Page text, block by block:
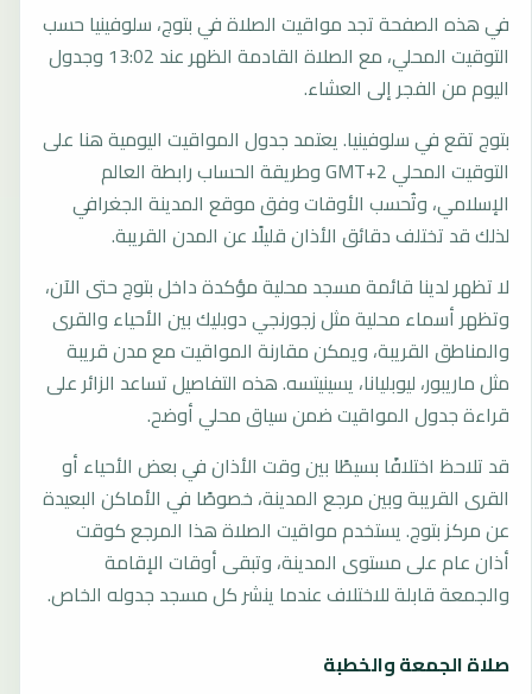
في هذه الصفحة تجد مواقيت الصلاة في بتوج، سلوفينيا حسب
التوقيت المحلي، مع الصلاة القادمة الظهر عند 13:02 وجدول
اليوم من الفجر إلى العشاء.
بتوج تقع في سلوفينيا. يعتمد جدول المواقيت اليومية هنا على
التوقيت المحلي GMT+2 وطريقة الحساب رابطة العالم
الإسلامي، وتُحسب الأوقات وفق موقع المدينة الجغرافي
لذلك قد تختلف دقائق الأذان قليلًا عن المدن القريبة.
لا تظهر لدينا قائمة مسجد محلية مؤكدة داخل بتوج حتى الآن،
وتظهر أسماء محلية مثل زجورنجي دوبليك بين الأحياء والقرى
والمناطق القريبة، ويمكن مقارنة المواقيت مع مدن قريبة
مثل ماريبور، ليوبليانا، يسينيتسه. هذه التفاصيل تساعد الزائر على
قراءة جدول المواقيت ضمن سياق محلي أوضح.
قد تلاحظ اختلافًا بسيطًا بين وقت الأذان في بعض الأحياء أو
القرى القريبة وبين مرجع المدينة، خصوصًا في الأماكن البعيدة
عن مركز بتوج. يستخدم مواقيت الصلاة هذا المرجع كوقت
أذان عام على مستوى المدينة، وتبقى أوقات الإقامة
والجمعة قابلة للاختلاف عندما ينشر كل مسجد جدوله الخاص.
صلاة الجمعة والخطبة